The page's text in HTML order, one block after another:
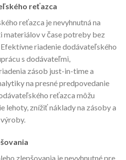
reťazca
reťazca je nevyhnutná na
materiálov v čase potreby bez
riadenie dodávateľského
s dodávateľmi,
zásob just-in-time a
na presné predpovedanie
reťazca môžu
znížiť náklady na zásoby a
zlepšovania je nevyhnutné pre